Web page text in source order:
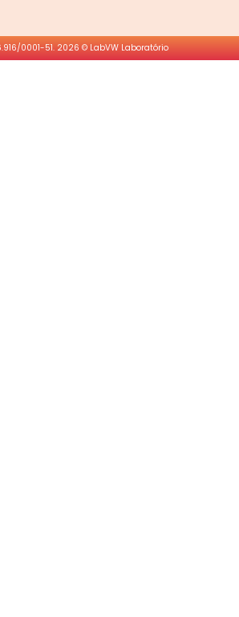
0001-51. 2026 © LabVW Laboratório